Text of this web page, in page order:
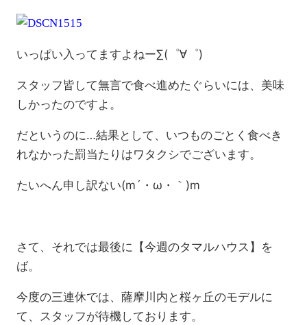
いっぱい入ってますよねー∑(゜∀゜)
スタッフ皆して無言で食べ進めたぐらいには、美味
しかったのですよ。
だというのに…結果として、いつものごとく食べき
れなかった罰当たりはワタクシでございます。
たいへん申し訳ない(m´・ω・｀)m
さて、それでは最後に【今週のタマルハウス】を
ば。
今度の三連休では、薩摩川内と桜ヶ丘のモデルに
て、スタッフが待機しております。